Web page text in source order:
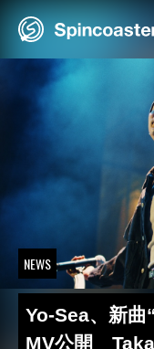
Skip
NEWS
Yo-Sea、新
MV公開